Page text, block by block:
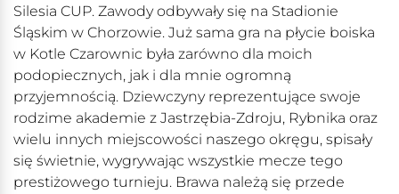
Silesia CUP. Zawody odbywały się na Stadionie
Śląskim w Chorzowie. Już sama gra na płycie boiska
w Kotle Czarownic była zarówno dla moich
podopiecznych, jak i dla mnie ogromną
przyjemnością. Dziewczyny reprezentujące swoje
rodzime akademie z Jastrzębia-Zdroju, Rybnika oraz
wielu innych miejscowości naszego okręgu, spisały
się świetnie, wygrywając wszystkie mecze tego
prestiżowego turnieju. Brawa należą się przede